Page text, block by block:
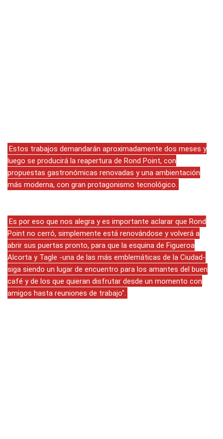
Estos trabajos demandarán aproximadamente dos meses y
luego se producirá la reapertura de Rond Point, con
propuestas gastronómicas renovadas y una ambientación
más moderna, con gran protagonismo tecnológico.
Es por eso que nos alegra y es importante aclarar que Rond
Point no cerró, simplemente está renovándose y volverá a
abrir sus puertas pronto, para que la esquina de Figueroa
Alcorta y Tagle -una de las más emblemáticas de la Ciudad-
siga siendo un lugar de encuentro para los amantes del buen
café y de los que quieran disfrutar desde un momento con
amigos hasta reuniones de trabajo".